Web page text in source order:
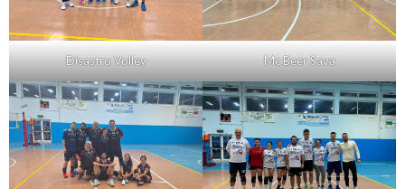
Disastro Volley Mc Beer Sava